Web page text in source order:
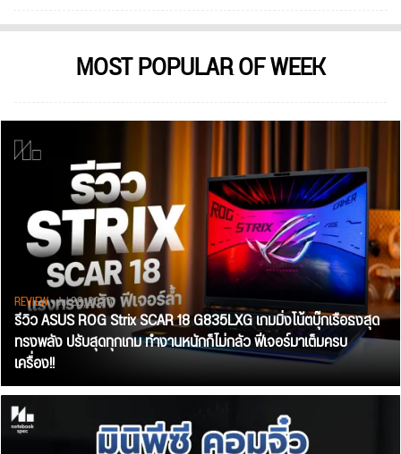
MOST POPULAR OF WEEK
REVIEW• Jul 28, 2026
รีวิว ASUS ROG Strix SCAR 18 G835LXG เกมมิ่งโน้ตบุ๊กเรือธงสุด
ทรงพลัง ปรับสุดทุกเกม ทำงานหนักก็ไม่กลัว ฟีเจอร์มาเต็มครบ
เครื่อง!!